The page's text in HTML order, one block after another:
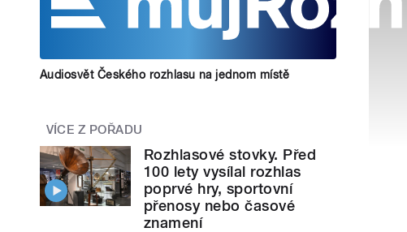
Audiosvět Českého rozhlasu na jednom místě
VÍCE Z POŘADU
Rozhlasové stovky. Před
100 lety vysílal rozhlas
poprvé hry, sportovní
přenosy nebo časové
znamení